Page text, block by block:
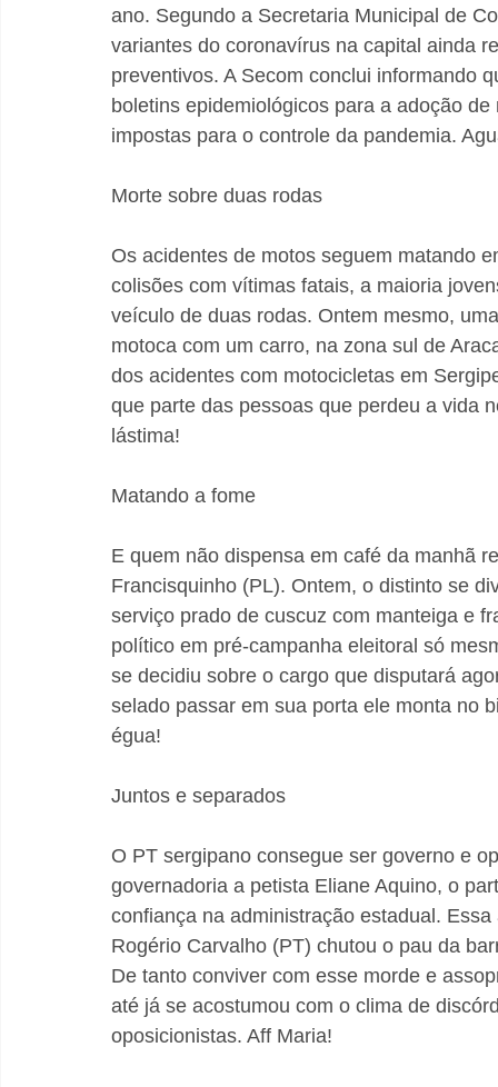
ano. Segundo a Secretaria Municipal de
variantes do coronavírus na capital ainda
preventivos. A Secom conclui informando
boletins epidemiológicos para a adoção
impostas para o controle da pandemia.
Morte sobre duas rodas
Os acidentes de motos seguem matando
colisões com vítimas fatais, a maioria
veículo de duas rodas. Ontem mesmo,
motoca com um carro, na zona sul de
dos acidentes com motocicletas em
que parte das pessoas que perdeu a vida
lástima!
Matando a fome
E quem não dispensa em café da manhã
Francisquinho (PL). Ontem, o distinto se
serviço prado de cuscuz com manteiga e
político em pré-campanha eleitoral só
se decidiu sobre o cargo que disputará
selado passar em sua porta ele monta no
égua!
Juntos e separados
O PT sergipano consegue ser governo e
governadoria a petista Eliane Aquino, o
confiança na administração estadual.
Rogério Carvalho (PT) chutou o pau da
De tanto conviver com esse morde e
até já se acostumou com o clima de
oposicionistas. Aff Maria!